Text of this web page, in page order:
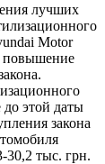
лучших
Motor
повышение
до этой даты
закона
30,2 тыс. грн.